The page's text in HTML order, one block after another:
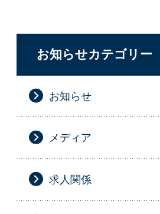
お知らせカテゴリー
お知らせ
メディア
求人関係